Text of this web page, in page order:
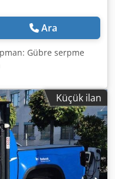
Ara
Gübre serpme
Küçük ilan